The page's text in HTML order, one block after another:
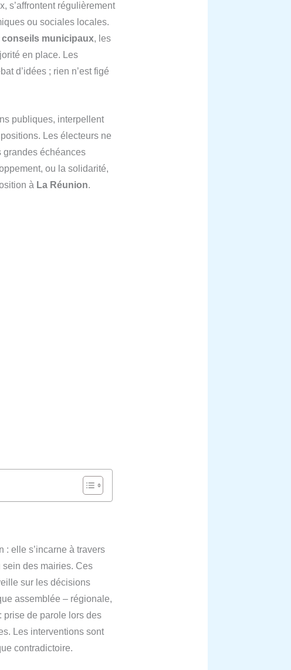
s’affrontent régulièrement
ou sociales locales.
municipaux, les
en place. Les
d’idées ; rien n’est figé
publiques, interpellent
Les électeurs ne
grandes échéances
ou la solidarité,
à La Réunion.
: elle s’incarne à travers
des mairies. Ces
sur les décisions
assemblée – régionale,
prise de parole lors des
Les interventions sont
contradictoire.